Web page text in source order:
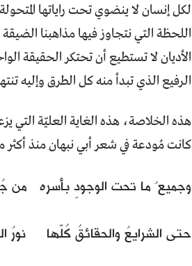
لكل إنسان لا ينضوي تحت راياتها
اللحظة التي نتجاوز فيها مذاهبنا
الأديان لا تستطيع أن تحتكر الحقيقة
الرفيع الذي تبدأ منه كل الطرق وإليه
هذه الخلاصة، هذه الغاية العليّة التي
كانت مُودعة في شعر أبي نبهان منذ أكثر
وجميع ُ ما تحت الوجودِ بأسره من
حتى الشرايعُ والحقائقُ كُلّها نورُ